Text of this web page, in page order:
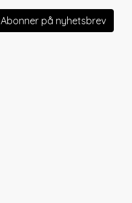
Abonner på nyhetsbrev